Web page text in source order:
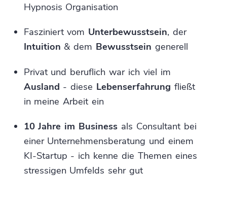
Hypnosis Organisation
Fasziniert vom Unterbewusstsein, der
Intuition & dem Bewusstsein generell
Privat und beruflich war ich viel im
Ausland - diese Lebenserfahrung fließt
in meine Arbeit ein
10 Jahre im Business als Consultant bei
einer Unternehmensberatung und einem
KI-Startup - ich kenne die Themen eines
stressigen Umfelds sehr gut